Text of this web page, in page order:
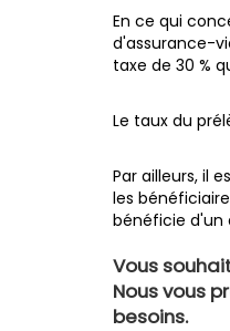
En ce qui
d'assurance-
taxe de 30 %
Le taux du
Par ailleurs, il
les
bénéficie d'un
Vous
Nous vous
besoins.